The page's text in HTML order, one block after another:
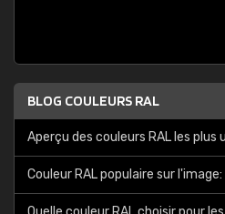
BLOG COULEURS RAL
Aperçu des couleurs RAL les plus
Couleur RAL populaire sur